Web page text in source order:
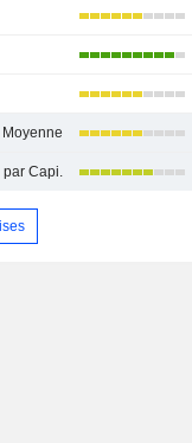
Moyenne
par Capi.